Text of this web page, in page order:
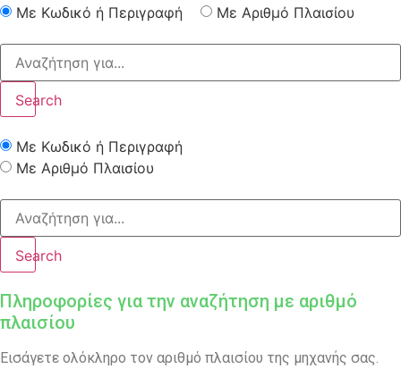
Με Κωδικό ή Περιγραφή Με Αριθμό Πλαισίου
Search
Με Κωδικό ή Περιγραφή
Με Αριθμό Πλαισίου
Search
Πληροφορίες για την αναζήτηση με αριθμό
πλαισίου
Εισάγετε ολόκληρο τον αριθμό πλαισίου της μηχανής σας.